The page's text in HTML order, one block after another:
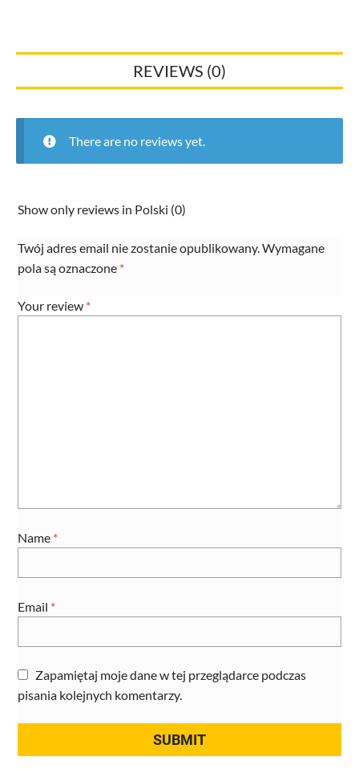
REVIEWS (0)
There are no reviews yet.
Show only reviews in Polski (0)
Twój adres email nie zostanie opublikowany. Wymagane
pola są oznaczone *
Your review *
Name *
Email *
Zapamiętaj moje dane w tej przeglądarce podczas
pisania kolejnych komentarzy.